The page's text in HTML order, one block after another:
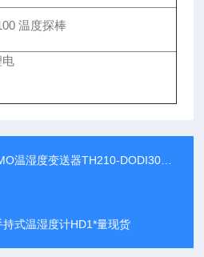
温度探棒
温湿度变送器TH210-DODI300-R
式温湿度计HD1*量现货